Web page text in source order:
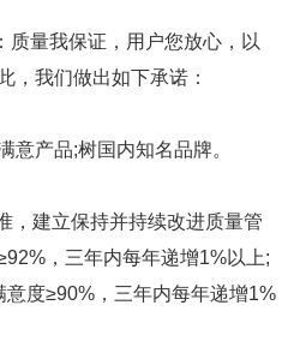
质量我保证，用户您放心，以
，我们做出如下承诺：
意产品;树国内知名品牌。
，建立保持并持续改进质量管
，三年内每年递增1%以上;
度≥90%，三年内每年递增1%